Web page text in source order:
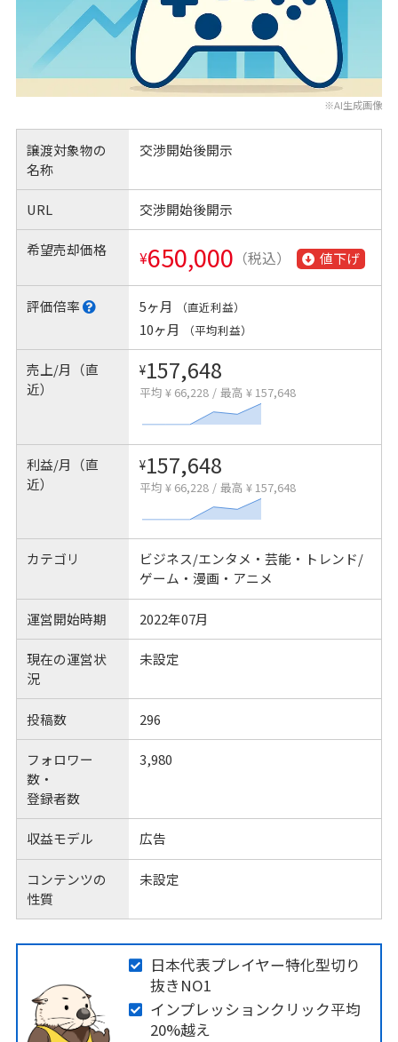
※AI生成画像
譲渡対象物の
名称
交渉開始後開示
URL 交渉開始後開示
希望売却価格 ¥650,000 （税込） 値下げ
評価倍率 5ヶ月 （直近利益）
10ヶ月 （平均利益）
売上/月（直
近）
¥157,648
平均 ¥ 66,228 / 最高 ¥ 157,648
利益/月（直
近）
¥157,648
平均 ¥ 66,228 / 最高 ¥ 157,648
カテゴリ
ビジネス/エンタメ・芸能・トレンド/
ゲーム・漫画・アニメ
運営開始時期 2022年07月
現在の運営状
況
未設定
投稿数 296
フォロワー
数・
登録者数
3,980
収益モデル 広告
コンテンツの
性質
未設定
日本代表プレイヤー特化型切り
抜きNO1
インプレッションクリック平均
20%越え